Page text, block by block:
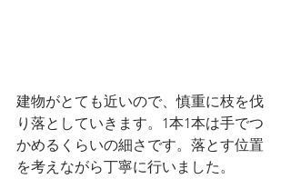
建物がとても近いので、慎重に枝を伐
り落としていきます。1本1本は手でつ
かめるくらいの細さです。落とす位置
を考えながら丁寧に行いました。